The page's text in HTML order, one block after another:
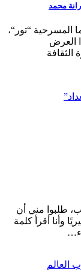
محمد
المسرحية “تور“،
العرض
طلبوا مني أن
أقرأ كلمة